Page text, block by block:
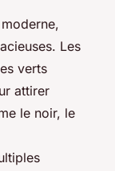
Les
verts
attirer
le noir, le